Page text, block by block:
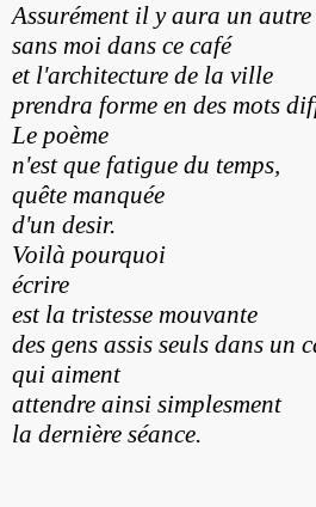
Assurément il y aura un
sans moi dans ce café
et l'architecture de la ville
prendra forme en des mots
Le poème
n'est que fatigue du temps,
quête manquée
d'un desir.
Voilà pourquoi
écrire
est la tristesse mouvante
des gens assis seuls dans un
qui aiment
attendre ainsi simplesment
la dernière séance.